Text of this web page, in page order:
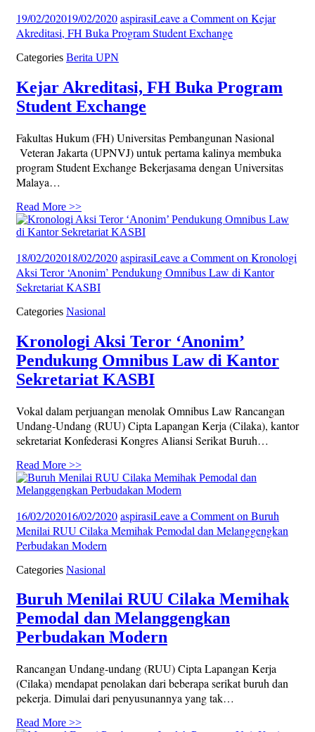
19/02/202019/02/2020aspirasiLeave a Commenton Kejar
Akreditasi, FH Buka Program Student Exchange
Categories Berita UPN
Kejar Akreditasi, FH Buka Program
Student Exchange
Fakultas Hukum (FH) Universitas Pembangunan Nasional
Veteran Jakarta (UPNVJ) untuk pertama kalinya membuka
program Student Exchange Bekerjasama dengan Universitas
Malaya…
Read More >>
18/02/202018/02/2020aspirasiLeave a Commenton Kronologi
Aksi Teror ‘Anonim’ Pendukung Omnibus Law di Kantor
Sekretariat KASBI
Categories Nasional
Kronologi Aksi Teror ‘Anonim’
Pendukung Omnibus Law di Kantor
Sekretariat KASBI
Vokal dalam perjuangan menolak Omnibus Law Rancangan
Undang-Undang (RUU) Cipta Lapangan Kerja (Cilaka), kantor
sekretariat Konfederasi Kongres Aliansi Serikat Buruh…
Read More >>
16/02/202016/02/2020aspirasiLeave a Commenton Buruh
Menilai RUU Cilaka Memihak Pemodal dan Melanggengkan
Perbudakan Modern
Categories Nasional
Buruh Menilai RUU Cilaka Memihak
Pemodal dan Melanggengkan
Perbudakan Modern
Rancangan Undang-undang (RUU) Cipta Lapangan Kerja
(Cilaka) mendapat penolakan dari beberapa serikat buruh dan
pekerja. Dimulai dari penyusunannya yang tak…
Read More >>